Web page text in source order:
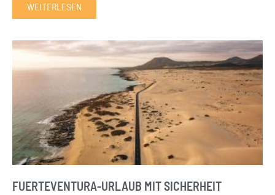
WEITERLESEN
FUERTEVENTURA-URLAUB MIT SICHERHEIT